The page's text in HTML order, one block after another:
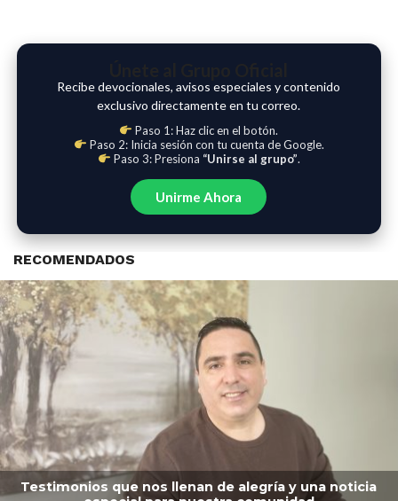
Recibe devocionales, avisos especiales y contenido
exclusivo directamente en tu correo.
Paso 1: Haz clic en el botón.
Paso 2: Inicia sesión con tu cuenta de Google.
Paso 3: Presiona “Unirse al grupo”.
Unirme Ahora
RECOMENDADOS
Testimonios que nos llenan de alegría y una noticia